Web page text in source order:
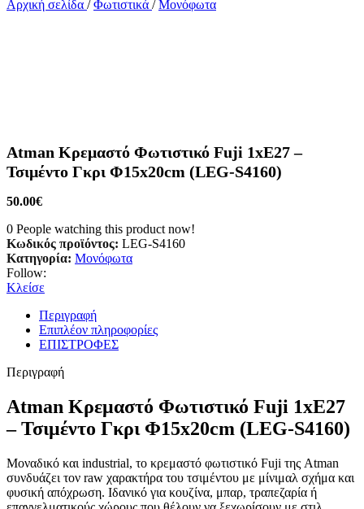
Αρχική σελίδα / Φωτιστικά / Μονόφωτα
Atman Κρεμαστό Φωτιστικό Fuji 1xE27 –
Τσιμέντο Γκρι Φ15x20cm (LEG-S4160)
50.00€
0 People watching this product now!
Κωδικός προϊόντος: LEG-S4160
Κατηγορία: Μονόφωτα
Follow:
Κλείσε
Περιγραφή
Επιπλέον πληροφορίες
ΕΠΙΣΤΡΟΦΕΣ
Περιγραφή
Atman Κρεμαστό Φωτιστικό Fuji 1xE27
– Τσιμέντο Γκρι Φ15x20cm (LEG-S4160)
Μοναδικό και industrial, το κρεμαστό φωτιστικό Fuji της Atman
συνδυάζει τον raw χαρακτήρα του τσιμέντου με μίνιμαλ σχήμα και
φυσική απόχρωση. Ιδανικό για κουζίνα, μπαρ, τραπεζαρία ή